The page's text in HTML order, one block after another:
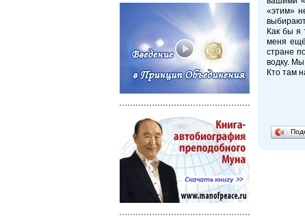
«этим»
Как бы я
меня
стране
водку.
Кто там